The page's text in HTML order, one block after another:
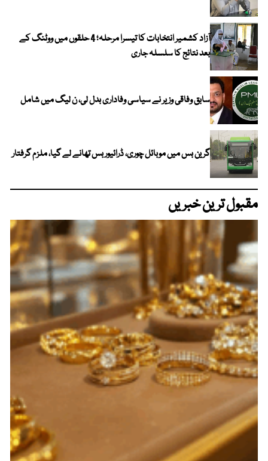
آزاد کشمیر انتخابات کا تیسرا مرحلہ؛ 4 حلقوں میں ووٹنگ کے
بعد نتائج کا سلسلہ جاری
سابق وفاقی وزیر نے سیاسی وفاداری بدل لی، ن لیگ میں شامل
گرین بس میں موبائل چوری، ڈرائیور بس تھانے لے گیا، ملزم گرفتار
مقبول ترین خبریں